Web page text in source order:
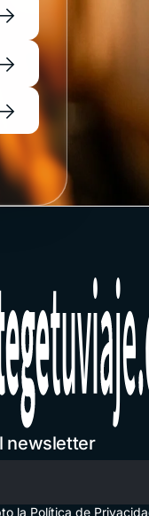
newsletter
la Política de